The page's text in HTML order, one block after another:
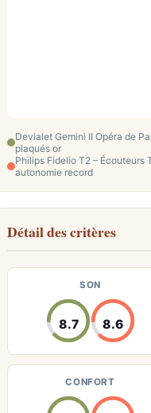
Devialet Gemini II Opéra de
plaqués or
Philips Fidelio T2 – Écouteurs
autonomie record
Détail des critères
SON
8.7 8.6
CONFORT